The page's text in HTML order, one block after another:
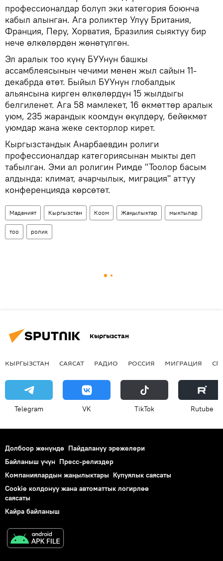
профессионалдар болуп эки категория боюнча
кабыл алынган. Ага роликтер Улуу Британия,
Франция, Перу, Хорватия, Бразилия сыяктуу бир
нече өлкөлөрдөн жөнөтүлгөн.
Эл аралык тоо күнү БУУнун башкы
ассамблеясынын чечими менен жыл сайын 11-
декабрда өтөт. Быйыл БУУнун глобалдык
альянсына кирген өлкөлөрдүн 15 жылдыгы
белгиленет. Ага 58 мамлекет, 16 өкмөттөр аралык
уюм, 235 жарандык коомдун өкүлдөрү, бейөкмөт
уюмдар жана жеке секторлор кирет.
Кыргызстандык Анарбаевдин ролиги
профессионалдар категориясынан мыкты деп
табылган. Эми ал ролигин Римде "Тоолор басым
алдында: климат, ачарчылык, миграция" аттуу
конференцияда көрсөтөт.
Маданият Кыргызстан Коом Жаңылыктар мыктылар
тоо ролик
Кыргызстан
КЫРГЫЗСТАН САЯСАТ РАДИО РОССИЯ МИГРАЦИЯ
Telegram VK ТikТоk Rutube
Долбоор жөнүндө Пайдалануу эрежелери
Байланыш үчүн Пресс-релиздер
Компаниялардын жаңылыктары Купуялык саясаты
Cookie колдонуу жана автоматтык логирлөө
саясаты
Кайра байланыш